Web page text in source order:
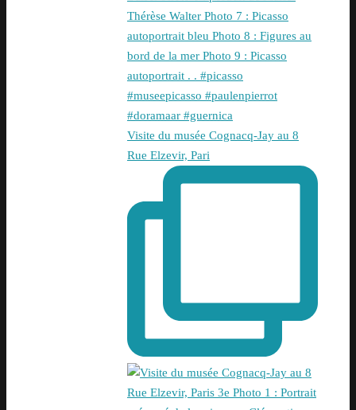
Visite du musée Cognacq-Jay au 8
Rue Elzevir, Pari